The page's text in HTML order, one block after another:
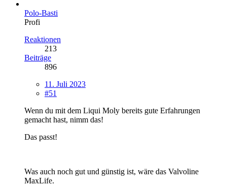
Polo-Basti
Profi
Reaktionen
213
Beiträge
896
11. Juli 2023
#51
Wenn du mit dem Liqui Moly bereits gute Erfahrungen
gemacht hast, nimm das!
Das passt!
Was auch noch gut und günstig ist, wäre das Valvoline
MaxLife.